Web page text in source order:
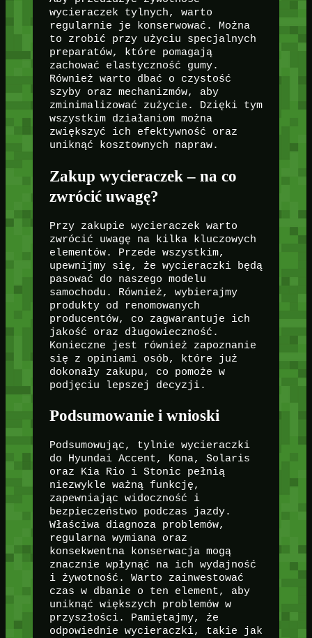
wycieraczek tylnych, warto
regularnie je konserwować. Można
to zrobić przy użyciu specjalnych
preparatów, które pomagają
zachować elastyczność gumy.
Również warto dbać o czystość
szyby oraz mechanizmów, aby
zminimalizować zużycie. Dzięki tym
wszystkim działaniom można
zwiększyć ich efektywność oraz
uniknąć kosztownych napraw.
Zakup wycieraczek – na co
zwrócić uwagę?
Przy zakupie wycieraczek warto
zwrócić uwagę na kilka kluczowych
elementów. Przede wszystkim,
upewnijmy się, że wycieraczki będą
pasować do naszego modelu
samochodu. Również, wybierajmy
produkty od renomowanych
producentów, co zagwarantuje ich
jakość oraz długowieczność.
Konieczne jest również zapoznanie
się z opiniami osób, które już
dokonały zakupu, co pomoże w
podjęciu lepszej decyzji.
Podsumowanie i wnioski
Podsumowując, tylnie wycieraczki
do Hyundai Accent, Kona, Solaris
oraz Kia Rio i Stonic pełnią
niezwykle ważną funkcję,
zapewniając widoczność i
bezpieczeństwo podczas jazdy.
Właściwa diagnoza problemów,
regularna wymiana oraz
konsekwentna konserwacja mogą
znacznie wpłynąć na ich wydajność
i żywotność. Warto zainwestować
czas w dbanie o ten element, aby
uniknąć większych problemów w
przyszłości. Pamiętajmy, że
odpowiednie wycieraczki, takie jak